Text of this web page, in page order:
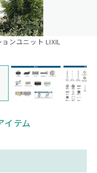
ンユニット LIXIL
イテム